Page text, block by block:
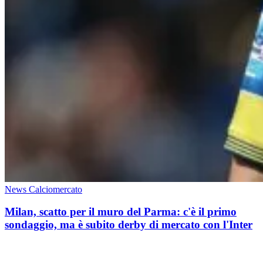
News Calciomercato
Milan, scatto per il muro del Parma: c'è il primo
sondaggio, ma è subito derby di mercato con l'Inter